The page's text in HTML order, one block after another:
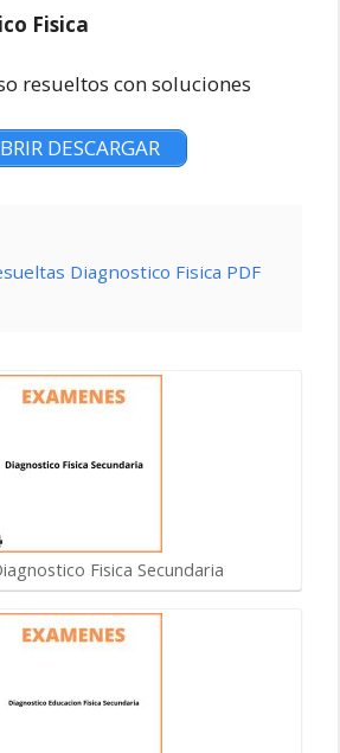
Fisica
resueltos con soluciones
DESCARGAR
Diagnostico Fisica PDF
Fisica Secundaria